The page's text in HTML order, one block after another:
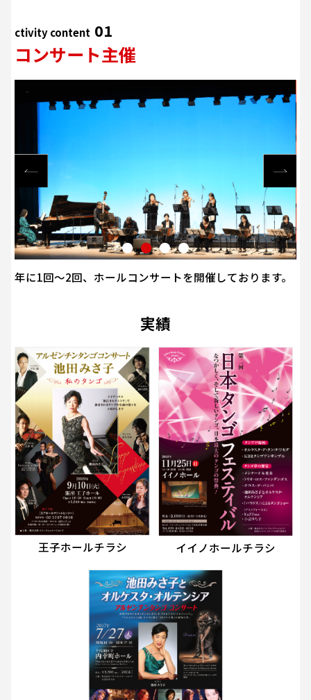
ctivity content 01
コンサート主催
年に1回～2回、ホールコンサートを開催しております。
実績
王子ホールチラシ イイノホールチラシ